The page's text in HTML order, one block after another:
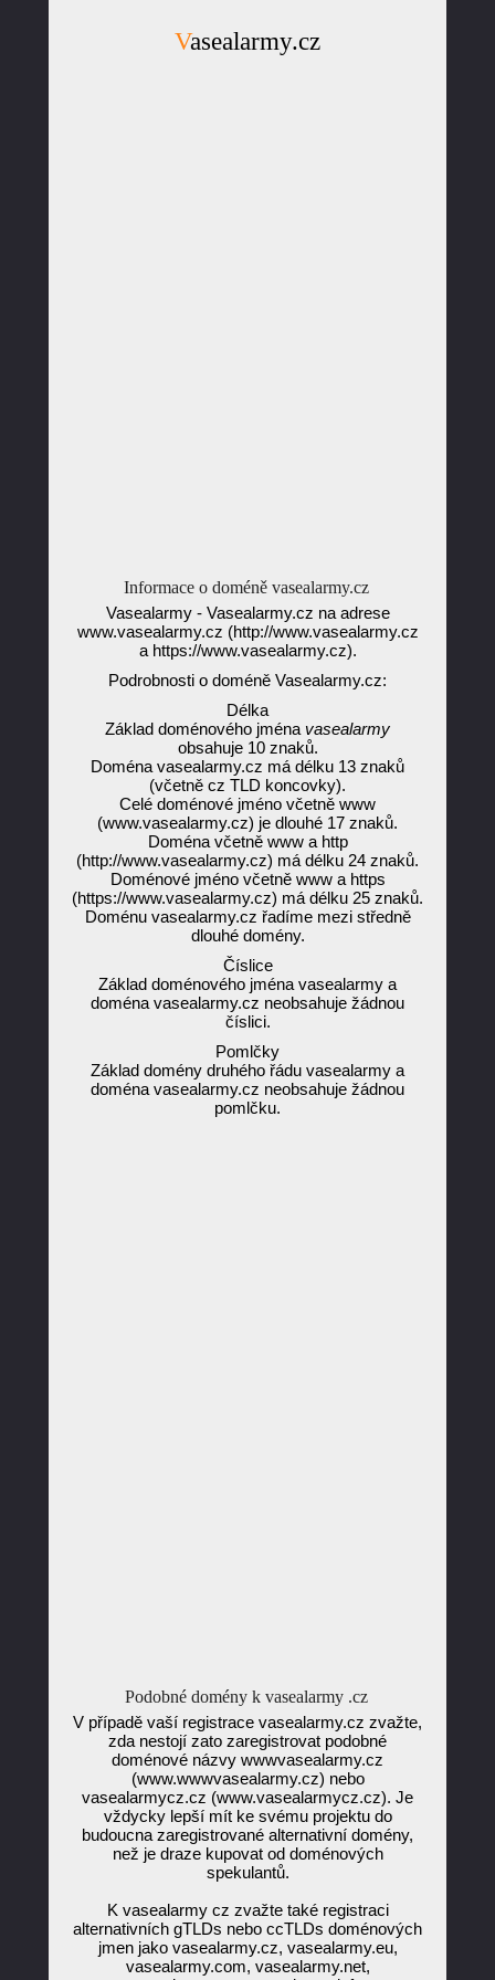
Vasealarmy.cz
Informace o doméně vasealarmy.cz
Vasealarmy - Vasealarmy.cz na adrese
www.vasealarmy.cz (http://www.vasealarmy.cz
a https://www.vasealarmy.cz).
Podrobnosti o doméně Vasealarmy.cz:
Délka
Základ doménového jména vasealarmy
obsahuje 10 znaků.
Doména vasealarmy.cz má délku 13 znaků
(včetně cz TLD koncovky).
Celé doménové jméno včetně www
(www.vasealarmy.cz) je dlouhé 17 znaků.
Doména včetně www a http
(http://www.vasealarmy.cz) má délku 24 znaků.
Doménové jméno včetně www a https
(https://www.vasealarmy.cz) má délku 25 znaků.
Doménu vasealarmy.cz řadíme mezi středně
dlouhé domény.
Číslice
Základ doménového jména vasealarmy a
doména vasealarmy.cz neobsahuje žádnou
číslici.
Pomlčky
Základ domény druhého řádu vasealarmy a
doména vasealarmy.cz neobsahuje žádnou
pomlčku.
Podobné domény k vasealarmy .cz
V případě vaší registrace vasealarmy.cz zvažte,
zda nestojí zato zaregistrovat podobné
doménové názvy wwwvasealarmy.cz
(www.wwwvasealarmy.cz) nebo
vasealarmycz.cz (www.vasealarmycz.cz). Je
vždycky lepší mít ke svému projektu do
budoucna zaregistrované alternativní domény,
než je draze kupovat od doménových
spekulantů.
K vasealarmy cz zvažte také registraci
alternativních gTLDs nebo ccTLDs doménových
jmen jako vasealarmy.cz, vasealarmy.eu,
vasealarmy.com, vasealarmy.net,